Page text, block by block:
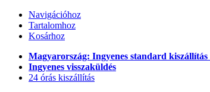
Navigációhoz
Tartalomhoz
Kosárhoz
Magyarország: Ingyenes standard kiszállítás
Ingyenes visszaküldés
24 órás kiszállítás